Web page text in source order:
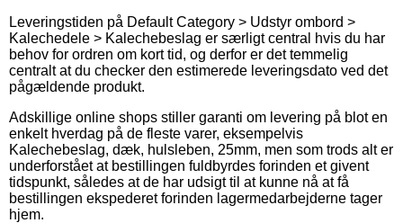
Leveringstiden på Default Category > Udstyr ombord >
Kalechedele > Kalechebeslag er særligt central hvis du har
behov for ordren om kort tid, og derfor er det temmelig
centralt at du checker den estimerede leveringsdato ved det
pågældende produkt.
Adskillige online shops stiller garanti om levering på blot en
enkelt hverdag på de fleste varer, eksempelvis
Kalechebeslag, dæk, hulsleben, 25mm, men som trods alt er
underforstået at bestillingen fuldbyrdes forinden et givent
tidspunkt, således at de har udsigt til at kunne nå at få
bestillingen ekspederet forinden lagermedarbejderne tager
hjem.